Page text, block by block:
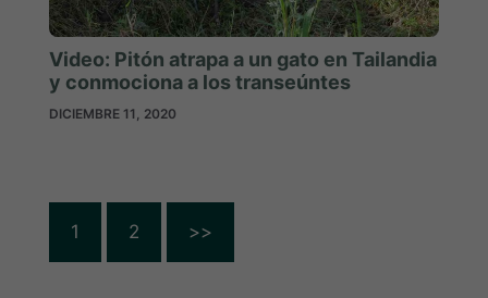
Video: Pitón atrapa a un gato en Tailandia
y conmociona a los transeúntes
DICIEMBRE 11, 2020
1 2 >>